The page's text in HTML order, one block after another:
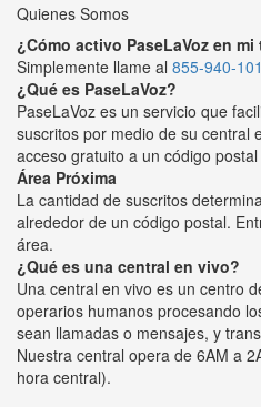
Quienes Somos
¿Cómo activo PaseLaVoz en
Simplemente llame al 855-940-
¿Qué es PaseLaVoz?
PaseLaVoz es un servicio que
suscritos por medio de su central
acceso gratuito a un código
Área Próxima
La cantidad de suscritos
alrededor de un código postal.
área.
¿Qué es una central en vivo?
Una central en vivo es un centro
operarios humanos procesando
sean llamadas o mensajes, y
Nuestra central opera de 6AM a
hora central).